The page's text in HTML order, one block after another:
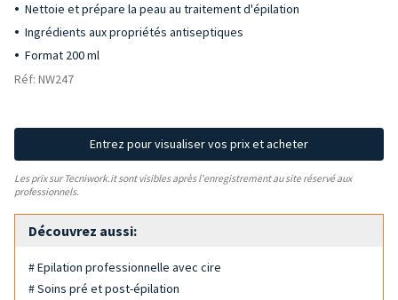
Nettoie et prépare la peau au traitement d'épilation
Ingrédients aux propriétés antiseptiques
Format 200 ml
Réf: NW247
Entrez pour visualiser vos prix et acheter
Les prix sur Tecniwork.it sont visibles après l'enregistrement au site réservé aux
professionnels.
Découvrez aussi:
# Epilation professionnelle avec cire
# Soins pré et post-épilation